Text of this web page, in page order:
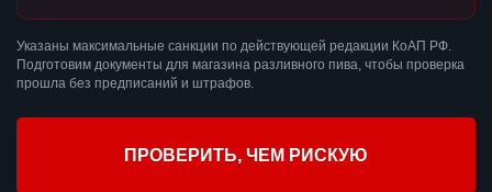
Указаны максимальные санкции по действующей редакции КоАП РФ.
Подготовим документы для магазина разливного пива, чтобы проверка
прошла без предписаний и штрафов.
ПРОВЕРИТЬ, ЧЕМ РИСКУЮ